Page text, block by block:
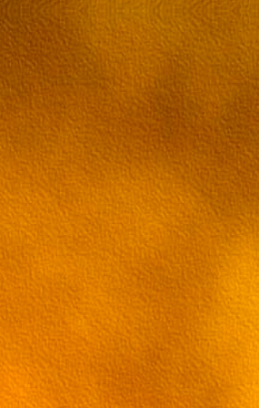
20 эпизод Грэй-мен
21 эпизод Грэй-мен
22 эпизод Грэй-мен
23 эпизод Грэй-мен
24 эпизод Грэй-мен
25 эпизод Грэй-мен
26 эпизод Грэй-мен
27 эпизод Грэй-мен